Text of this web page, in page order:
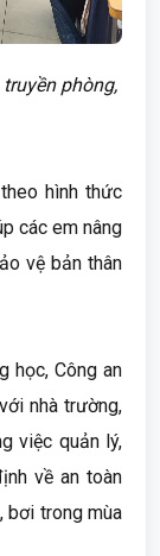
phòng,
hình thức
các em nâng
vệ bản thân
học, Công an
nhà trường,
việc quản lý,
về an toàn
bơi trong mùa